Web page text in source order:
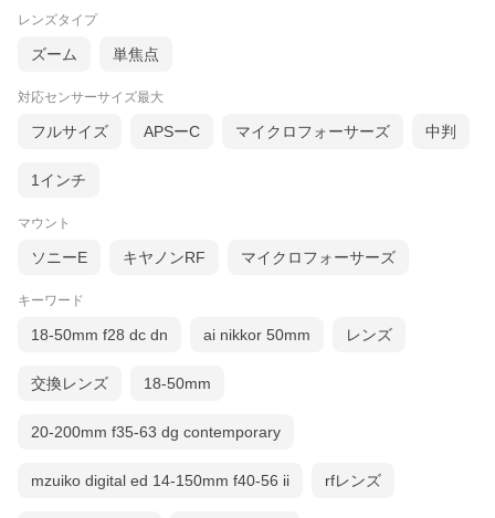
レンズタイプ
ズーム 単焦点
対応センサーサイズ最大
フルサイズ APSーC マイクロフォーサーズ 中判
1インチ
マウント
ソニーE キヤノンRF マイクロフォーサーズ
キーワード
18-50mm f28 dc dn ai nikkor 50mm レンズ
交換レンズ 18-50mm
20-200mm f35-63 dg contemporary
mzuiko digital ed 14-150mm f40-56 ii rfレンズ